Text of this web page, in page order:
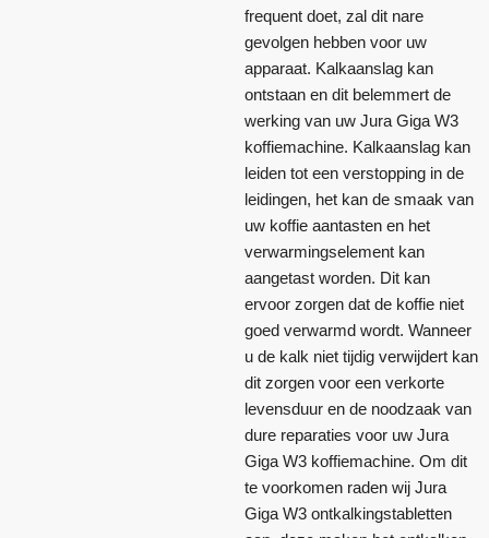
frequent doet, zal dit nare
gevolgen hebben voor uw
apparaat. Kalkaanslag kan
ontstaan en dit belemmert de
werking van uw Jura Giga W3
koffiemachine. Kalkaanslag kan
leiden tot een verstopping in de
leidingen, het kan de smaak van
uw koffie aantasten en het
verwarmingselement kan
aangetast worden. Dit kan
ervoor zorgen dat de koffie niet
goed verwarmd wordt. Wanneer
u de kalk niet tijdig verwijdert kan
dit zorgen voor een verkorte
levensduur en de noodzaak van
dure reparaties voor uw Jura
Giga W3 koffiemachine. Om dit
te voorkomen raden wij Jura
Giga W3 ontkalkingstabletten